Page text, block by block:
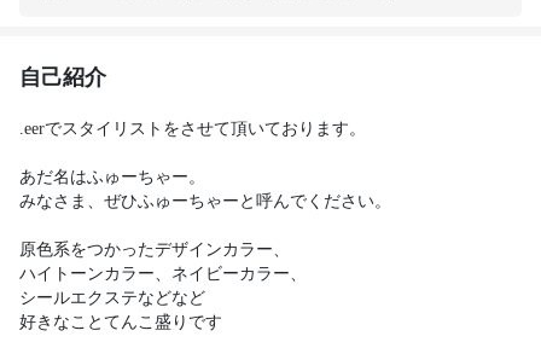
自己紹介
.eerでスタイリストをさせて頂いております。
あだ名はふゅーちゃー。
みなさま、ぜひふゅーちゃーと呼んでください。
原色系をつかったデザインカラー、
ハイトーンカラー、ネイビーカラー、
シールエクステなどなど
好きなことてんこ盛りです